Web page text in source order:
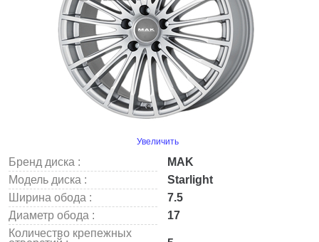
Увеличить
Бренд диска :
MAK
Модель диска :
Starlight
Ширина обода :
7.5
Диаметр обода :
17
Количество крепежных